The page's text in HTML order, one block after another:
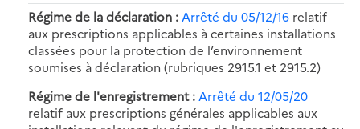
Régime de la déclaration : Arrêté du 05/12/16 relatif
aux prescriptions applicables à certaines installations
classées pour la protection de l’environnement
soumises à déclaration (rubriques 2915.1 et 2915.2)
Régime de l'enregistrement : Arrêté du 12/05/20
relatif aux prescriptions générales applicables aux